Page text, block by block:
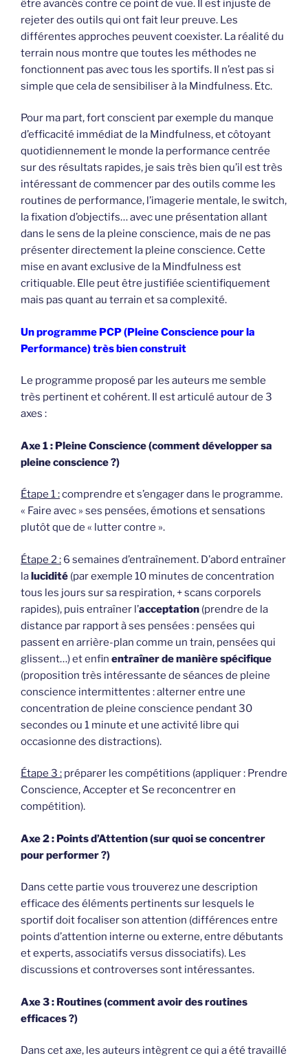
être avancés contre ce point de vue. Il est injuste de
rejeter des outils qui ont fait leur preuve. Les
différentes approches peuvent coexister. La réalité du
terrain nous montre que toutes les méthodes ne
fonctionnent pas avec tous les sportifs. Il n’est pas si
simple que cela de sensibiliser à la Mindfulness. Etc.
Pour ma part, fort conscient par exemple du manque
d’efficacité immédiat de la Mindfulness, et côtoyant
quotidiennement le monde la performance centrée
sur des résultats rapides, je sais très bien qu’il est très
intéressant de commencer par des outils comme les
routines de performance, l’imagerie mentale, le switch,
la fixation d’objectifs… avec une présentation allant
dans le sens de la pleine conscience, mais de ne pas
présenter directement la pleine conscience. Cette
mise en avant exclusive de la Mindfulness est
critiquable. Elle peut être justifiée scientifiquement
mais pas quant au terrain et sa complexité.
Un programme PCP (Pleine Conscience pour la
Performance) très bien construit
Le programme proposé par les auteurs me semble
très pertinent et cohérent. Il est articulé autour de 3
axes :
Axe 1 : Pleine Conscience (comment développer sa
pleine conscience ?)
Étape 1 :comprendre et s’engager dans le programme.
« Faire avec » ses pensées, émotions et sensations
plutôt que de « lutter contre ».
Étape 2 : 6 semaines d’entraînement. D’abord entraîner
lalucidité (par exemple 10 minutes de concentration
tous les jours sur sa respiration, + scans corporels
rapides), puis entraîner l’acceptation (prendre de la
distance par rapport à ses pensées : pensées qui
passent en arrière-plan comme un train, pensées qui
glissent…) et enfin entraîner de manière spécifique
(proposition très intéressante de séances de pleine
conscience intermittentes : alterner entre une
concentration de pleine conscience pendant 30
secondes ou 1 minute et une activité libre qui
occasionne des distractions).
Étape 3 : préparer les compétitions (appliquer : Prendre
Conscience, Accepter et Se reconcentrer en
compétition).
Axe 2 : Points d’Attention (sur quoi se concentrer
pour performer ?)
Dans cette partie vous trouverez une description
efficace des éléments pertinents sur lesquels le
sportif doit focaliser son attention (différences entre
points d’attention interne ou externe, entre débutants
et experts, associatifs versus dissociatifs). Les
discussions et controverses sont intéressantes.
Axe 3 : Routines (comment avoir des routines
efficaces ?)
Dans cet axe, les auteurs intègrent ce qui a été travaillé